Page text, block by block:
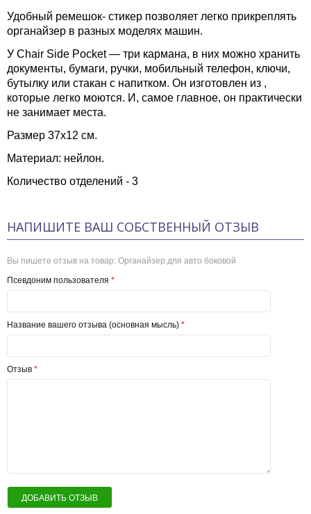
Удобный ремешок- стикер позволяет легко прикреплять
органайзер в разных моделях машин.
У Chair Side Pocket — три кармана, в них можно хранить
документы, бумаги, ручки, мобильный телефон, ключи,
бутылку или стакан с напитком. Он изготовлен из ,
которые легко моются. И, самое главное, он практически
не занимает места.
Размер 37х12 см.
Материал: нейлон.
Количество отделений - 3
НАПИШИТЕ ВАШ СОБСТВЕННЫЙ ОТЗЫВ
Вы пишете отзыв на товар: Органайзер для авто боковой
*
Псевдоним пользователя
*
Название вашего отзыва (основная мысль)
*
Отзыв
ДОБАВИТЬ ОТЗЫВ